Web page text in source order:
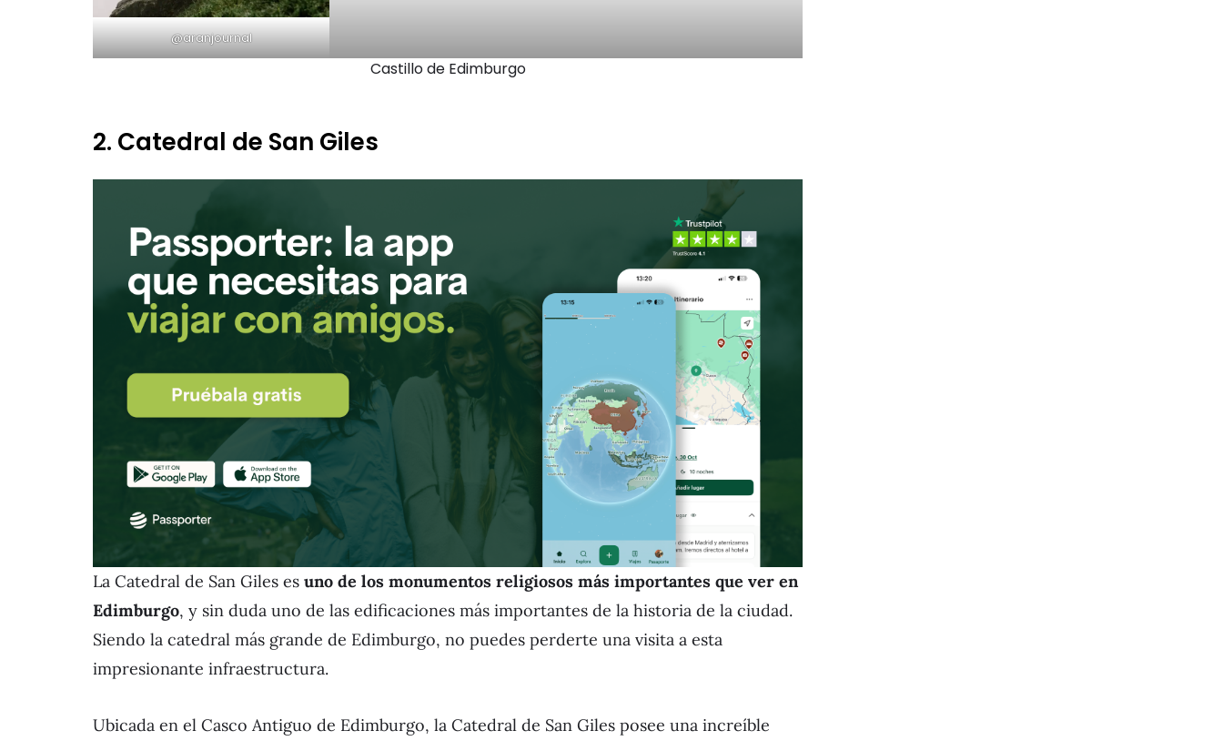
@aranjournal
Castillo de Edimburgo
2. Catedral de San Giles
La Catedral de San Giles es uno de los monumentos religiosos más importantes que ver en
Edimburgo, y sin duda uno de las edificaciones más importantes de la historia de la ciudad.
Siendo la catedral más grande de Edimburgo, no puedes perderte una visita a esta
impresionante infraestructura.
Ubicada en el Casco Antiguo de Edimburgo, la Catedral de San Giles posee una increíble